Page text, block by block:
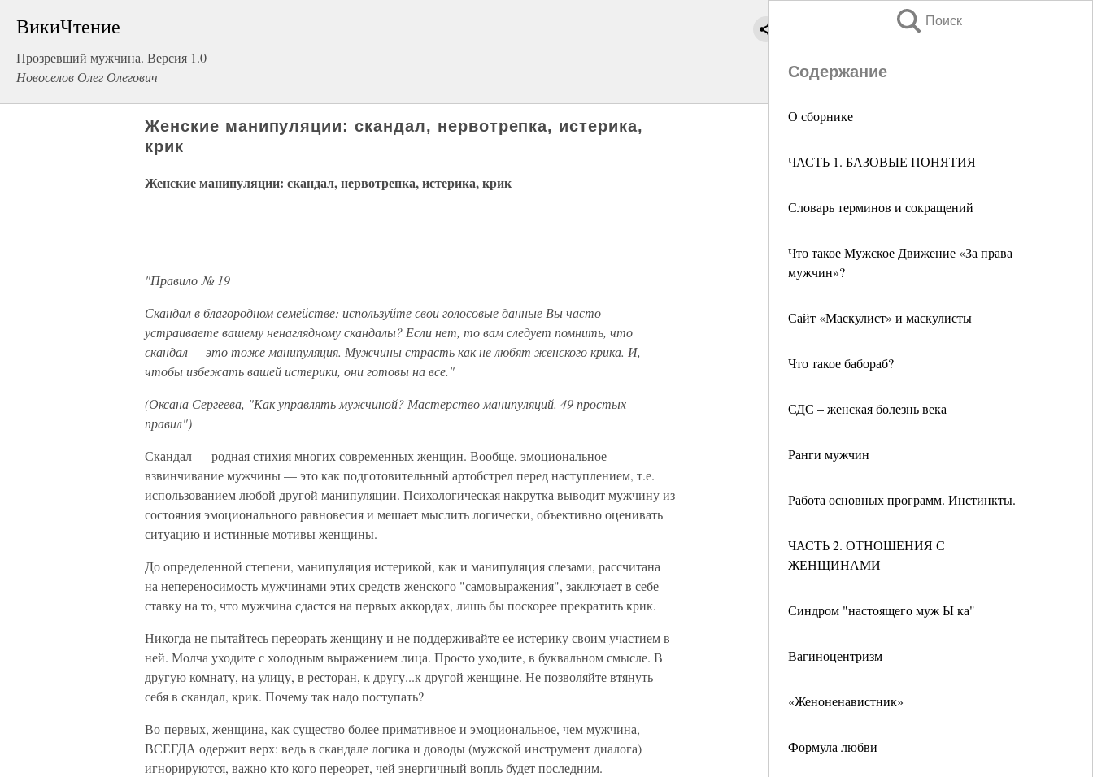
ВикиЧтение
Прозревший мужчина. Версия 1.0
Новоселов Олег Олегович
Поиск
Содержание
О сборнике
ЧАСТЬ 1. БАЗОВЫЕ ПОНЯТИЯ
Словарь терминов и сокращений
Что такое Мужское Движение «За права
мужчин»?
Сайт «Маскулист» и маскулисты
Что такое бабораб?
СДС – женская болезнь века
Ранги мужчин
Работа основных программ. Инстинкты.
ЧАСТЬ 2. ОТНОШЕНИЯ С
ЖЕНЩИНАМИ
Синдром "настоящего муж Ы ка"
Вагиноцентризм
«Женоненавистник»
Формула любви
Женские манипуляции: скандал, нервотрепка, истерика,
крик
Женские манипуляции: скандал, нервотрепка, истерика, крик
"Правило № 19
Скандал в благородном семействе: используйте свои голосовые данные Вы часто
устраиваете вашему ненаглядному скандалы? Если нет, то вам следует помнить, что
скандал — это тоже манипуляция. Мужчины страсть как не любят женского крика. И,
чтобы избежать вашей истерики, они готовы на все."
(Оксана Сергеева, "Как управлять мужчиной? Мастерство манипуляций. 49 простых
правил")
Скандал — родная стихия многих современных женщин. Вообще, эмоциональное
взвинчивание мужчины — это как подготовительный артобстрел перед наступлением, т.е.
использованием любой другой манипуляции. Психологическая накрутка выводит мужчину из
состояния эмоционального равновесия и мешает мыслить логически, объективно оценивать
ситуацию и истинные мотивы женщины.
До определенной степени, манипуляция истерикой, как и манипуляция слезами, рассчитана
на непереносимость мужчинами этих средств женского "самовыражения", заключает в себе
ставку на то, что мужчина сдастся на первых аккордах, лишь бы поскорее прекратить крик.
Никогда не пытайтесь переорать женщину и не поддерживайте ее истерику своим участием в
ней. Молча уходите с холодным выражением лица. Просто уходите, в буквальном смысле. В
другую комнату, на улицу, в ресторан, к другу...к другой женщине. Не позволяйте втянуть
себя в скандал, крик. Почему так надо поступать?
Во-первых, женщина, как существо более примативное и эмоциональное, чем мужчина,
ВСЕГДА одержит верх: ведь в скандале логика и доводы (мужской инструмент диалога)
игнорируются, важно кто кого переорет, чей энергичный вопль будет последним.